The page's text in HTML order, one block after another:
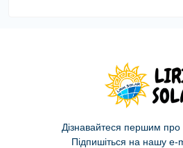
Дізнавайтеся першим про
Підпишіться на нашу e-